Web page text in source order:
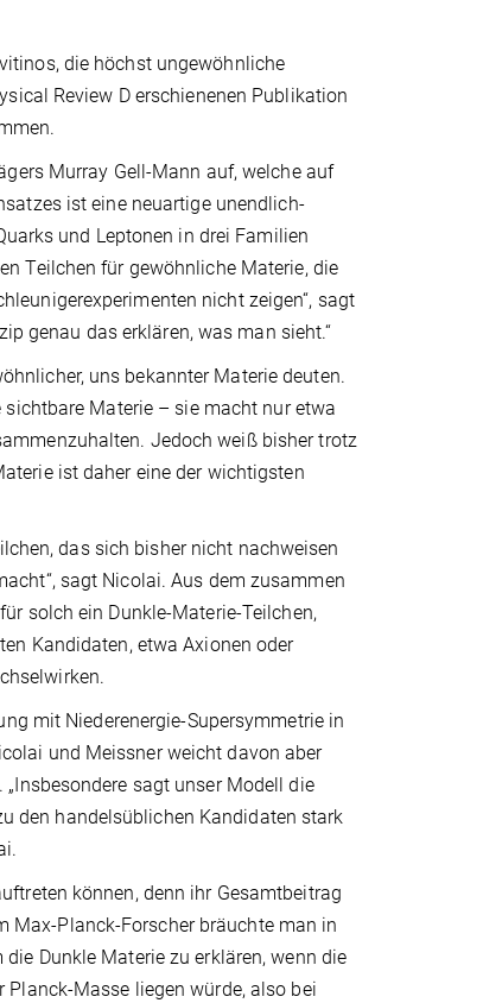
die höchst ungewöhnliche
Review D erschienenen Publikation
Murray Gell-Mann auf, welche auf
ist eine neuartige unendlich-
und Leptonen in drei Familien
Teilchen für gewöhnliche Materie, die
nicht zeigen“, sagt
genau das erklären, was man sieht.“
uns bekannter Materie deuten.
Materie – sie macht nur etwa
Jedoch weiß bisher trotz
ist daher eine der wichtigsten
das sich bisher nicht nachweisen
sagt Nicolai. Aus dem zusammen
solch ein Dunkle-Materie-Teilchen,
Kandidaten, etwa Axionen oder
mit Niederenergie-Supersymmetrie in
und Meissner weicht davon aber
sagt unser Modell die
den handelsüblichen Kandidaten stark
können, denn ihr Gesamtbeitrag
Max-Planck-Forscher bräuchte man in
Dunkle Materie zu erklären, wenn die
Masse liegen würde, also bei